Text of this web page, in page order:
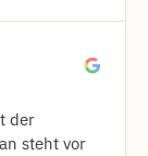
der
steht vor